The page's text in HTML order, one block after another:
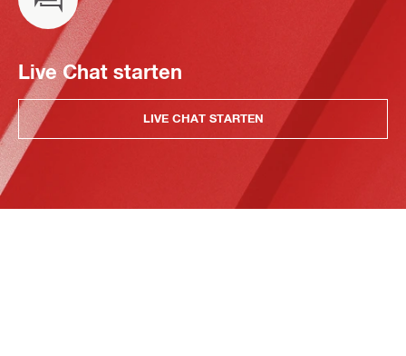
Live Chat starten
LIVE CHAT STARTEN